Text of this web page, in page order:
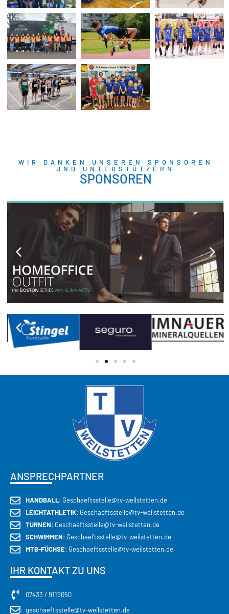
WIR DANKEN UNSEREN SPONSOREN
UND UNTERSTÜTZERN
SPONSOREN
ANSPRECHPARTNER
HANDBALL: Geschaeftsstelle@tv-weilstetten.de
LEICHTATHLETIK: Geschaeftsstelle@tv-weilstetten.de
TURNEN: Geschaeftsstelle@tv-weilstetten.de
SCHWIMMEN: Geschaeftsstelle@tv-weilstetten.de
MTB-FÜCHSE: Geschaeftsstelle@tv-weilstetten.de
IHR KONTAKT ZU UNS
07433 / 9119050
geschaeftsstelle@tv-weilstetten.de